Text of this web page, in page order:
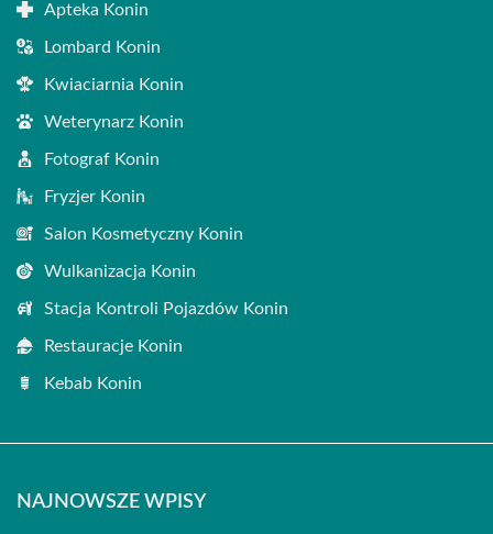
Apteka Konin
Lombard Konin
Kwiaciarnia Konin
Weterynarz Konin
Fotograf Konin
Fryzjer Konin
Salon Kosmetyczny Konin
Wulkanizacja Konin
Stacja Kontroli Pojazdów Konin
Restauracje Konin
Kebab Konin
NAJNOWSZE WPISY